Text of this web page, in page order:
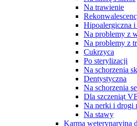
Na trawienie
Hipoalergiczna i
Na problemy z
Na problemy z
Cukrzyca
Po sterylizacji
Na schorzenia
Dentystyczna
Na schorzenia
Dla szczeniąt
Na nerki i drogi
Na stawy
Karma weterynaryjna